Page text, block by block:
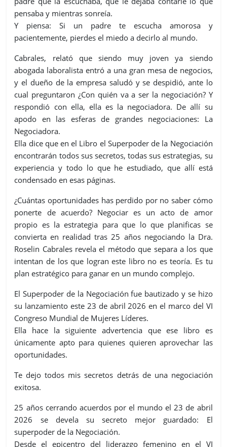
pensaba y mientras sonreía.
Y piensa: Si un padre te escucha amorosa y
pacientemente, pierdes el miedo a decirlo al mundo.
Cabrales, relató que siendo muy joven ya siendo
abogada laboralista entró a una gran mesa de negocios,
y el dueño de la empresa saludó y se despidió, ante lo
cual preguntaron ¿Con quién va a ser la negociación? Y
respondió con ella, ella es la negociadora. De allí su
apodo en las esferas de grandes negociaciones: La
Negociadora.
Ella dice que en el Libro el Superpoder de la Negociación
encontrarán todos sus secretos, todas sus estrategias, su
experiencia y todo lo que he estudiado, que allí está
condensado en esas páginas.
¿Cuántas oportunidades has perdido por no saber cómo
ponerte de acuerdo? Negociar es un acto de amor
propio es la estrategia para que lo que planificas se
convierta en realidad tras 25 años negociando la Dra.
Roselin Cabrales revela el método que separa a los que
intentan de los que logran este libro no es teoría. Es tu
plan estratégico para ganar en un mundo complejo.
El Superpoder de la Negociación fue bautizado y se hizo
su lanzamiento este 23 de abril 2026 en el marco del VI
Congreso Mundial de Mujeres Líderes.
Ella hace la siguiente advertencia que ese libro es
únicamente apto para quienes quieren aprovechar las
oportunidades.
Te dejo todos mis secretos detrás de una negociación
exitosa.
25 años cerrando acuerdos por el mundo el 23 de abril
2026 se devela su secreto mejor guardado: El
superpoder de la Negociación.
Desde el epicentro del liderazgo femenino en el VI